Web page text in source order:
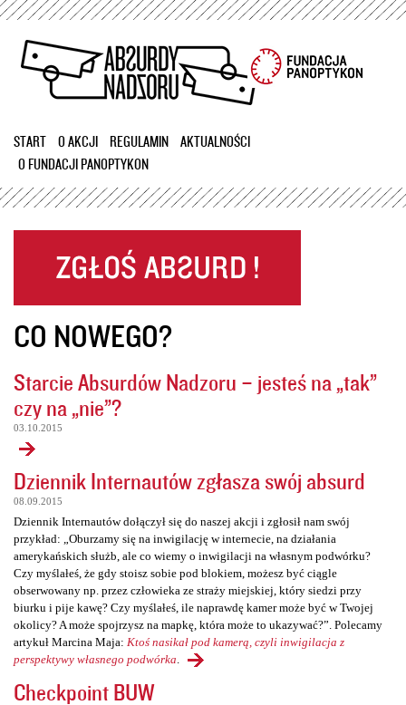
Przejdź
treści
START O AKCJI REGULAMIN
AKTUALNOŚCI
O FUNDACJI PANOPTYKON
CO NOWEGO?
Starcie Absurdów Nadzoru – jesteś na „tak”
czy na „nie”?
03.10.2015
Dziennik Internautów zgłasza swój absurd
08.09.2015
Dziennik Internautów dołączył się do naszej akcji i zgłosił nam swój
przykład: „Oburzamy się na inwigilację w internecie, na działania
amerykańskich służb, ale co wiemy o inwigilacji na własnym podwórku?
Czy myślałeś, że gdy stoisz sobie pod blokiem, możesz być ciągle
obserwowany np. przez człowieka ze straży miejskiej, który siedzi przy
biurku i pije kawę? Czy myślałeś, ile naprawdę kamer może być w Twojej
okolicy? A może spojrzysz na mapkę, która może to ukazywać?”. Polecamy
artykuł Marcina Maja: Ktoś nasikał pod kamerą, czyli inwigilacja z
perspektywy własnego podwórka
Checkpoint BUW